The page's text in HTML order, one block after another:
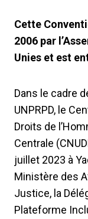
Cette
2006 par
Unies et est
Dans le cadre
UNPRPD, le
Droits de
Centrale
juillet 2023 à
Ministère des
Justice, la
Plateforme